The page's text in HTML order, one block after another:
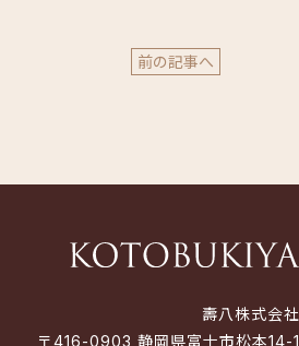
前の記事へ
壽八株式会社
〒416-0903 静岡県富士市松本14-1